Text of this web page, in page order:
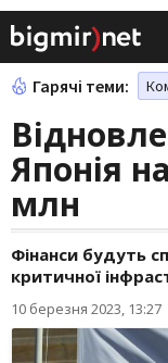
Гарячі теми:
Японія
млн
Фінанси будуть
критичної
10 березня 2023, 13:27